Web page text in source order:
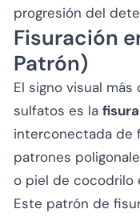
progresión del
Fisuración
Patrón)
El signo visual
sulfatos es la
interconectada de
patrones
o piel de cocodrilo
Este patrón de